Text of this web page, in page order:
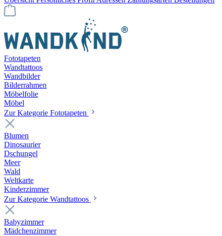
Fototapeten
Wandtattoos
Wandbilder
Bilderrahmen
Möbelfolie
Möbel
Zur Kategorie Fototapeten
Blumen
Dinosaurier
Dschungel
Meer
Wald
Weltkarte
Kinderzimmer
Zur Kategorie Wandtattoos
Babyzimmer
Mädchenzimmer